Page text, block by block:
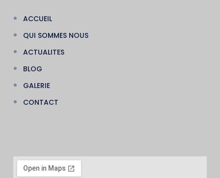
ACCUEIL
QUI SOMMES NOUS
ACTUALITES
BLOG
GALERIE
CONTACT